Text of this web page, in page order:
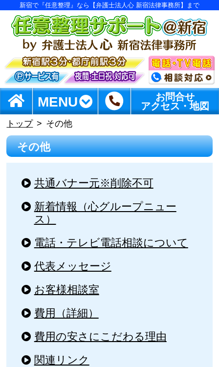
新宿で『任意整理』なら【弁護士法人心 新宿法律事務所】まで
MENU
お問合せ
アクセス・地図
トップ その他
その他
共通バナー元※削除不可
新着情報（心グループニュー
ス）
電話・テレビ電話相談について
代表メッセージ
お客様相談室
費用（詳細）
費用の安さにこだわる理由
関連リンク